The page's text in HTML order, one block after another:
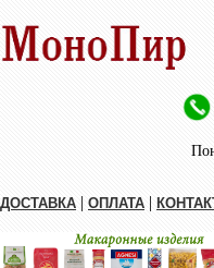
ДОСТАВКА | ОПЛАТА |